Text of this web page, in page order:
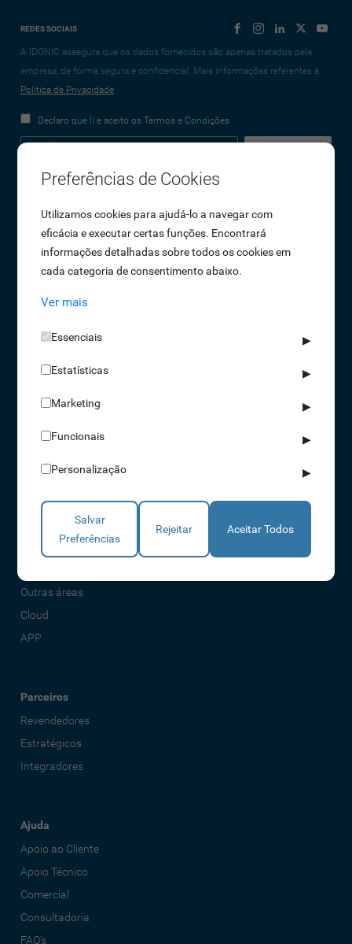
REDES SOCIAIS
A IDONIC assegura que os dados fornecidos são apenas tratados pela
empresa, de forma segura e confidencial. Mais informações referentes à
Política de Privacidade
Declaro que li e aceito os Termos e Condições
Empresa
Sobre Nós
Oportunidades de Emprego
Termos e Condições
Política de Privacidade
Livro de reclamações
Soluções
Acessos
Torniquetes
Parques Auto
Rondas e Serviços
Outras áreas
Cloud
APP
Parceiros
Revendedores
Estratégicos
Integradores
Ajuda
Apoio ao Cliente
Apoio Técnico
Comercial
Consultadoria
FAQ's
Preferências de Cookies
Utilizamos cookies para ajudá-lo a navegar com
eficácia e executar certas funções. Encontrará
informações detalhadas sobre todos os cookies em
cada categoria de consentimento abaixo.
Ver mais
Essenciais ▶
Estatísticas ▶
Marketing ▶
Funcionais ▶
Personalização ▶
Salvar
Preferências
Rejeitar Aceitar Todos